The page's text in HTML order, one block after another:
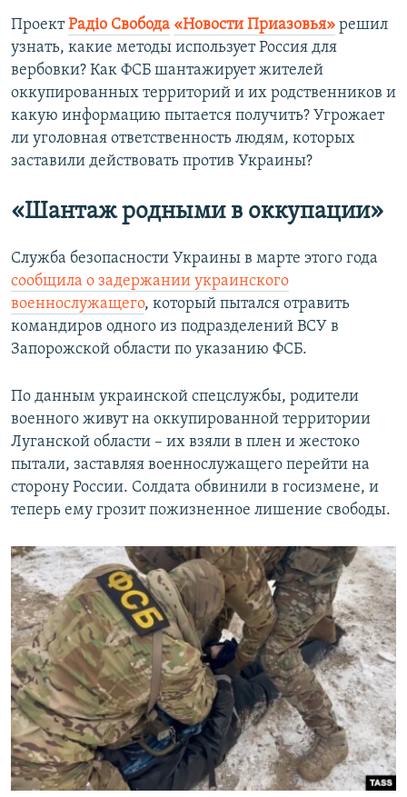
ПроектРадіо Свобода «Новости Приазовья» решил
узнать, какие методы использует Россия для
вербовки? Как ФСБ шантажирует жителей
оккупированных территорий и их родственников и
какую информацию пытается получить? Угрожает
ли уголовная ответственность людям, которых
заставили действовать против Украины?
«Шантаж родными в оккупации»
Служба безопасности Украины в марте этого года
сообщила о задержании украинского
военнослужащего, который пытался отравить
командиров одного из подразделений ВСУ в
Запорожской области по указанию ФСБ.
По данным украинской спецслужбы, родители
военного живут на оккупированной территории
Луганской области – их взяли в плен и жестоко
пытали, заставляя военнослужащего перейти на
сторону России. Солдата обвинили в госизмене, и
теперь ему грозит пожизненное лишение свободы.